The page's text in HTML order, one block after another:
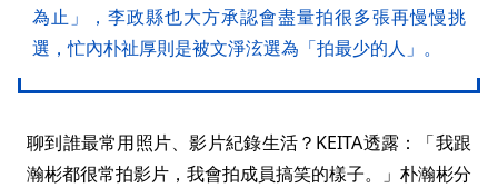
為止」，李政縣也大方承認會盡量拍很多張再慢慢挑
選，忙內朴祉厚則是被文淨泫選為「拍最少的人」。
聊到誰最常用照片、影片紀錄生活？KEITA透露：「我跟
瀚彬都很常拍影片，我會拍成員搞笑的樣子。」朴瀚彬分